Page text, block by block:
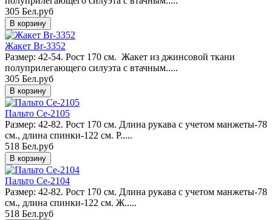
305 Бел.руб
Жакет Br-3352
Размер: 42-54. Рост 170 см. Жакет из джинсовой ткани
полуприлегающего силуэта с втачным.....
305 Бел.руб
Пальто Ce-2105
Размер: 42-82. Рост 170 см. Длина рукава с учетом манжеты-78
см., длина спинки-122 см. Р.....
518 Бел.руб
Пальто Ce-2104
Размер: 42-82. Рост 170 см. Длина рукава с учетом манжеты-78
см., длина спинки-122 см. Ж.....
518 Бел.руб